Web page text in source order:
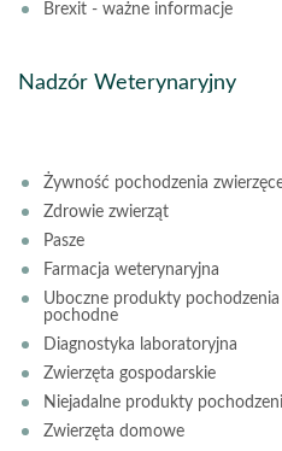
Brexit - ważne informacje
Nadzór Weterynaryjny
Żywność pochodzenia
Zdrowie zwierząt
Pasze
Farmacja weterynaryjna
Uboczne produkty
pochodne
Diagnostyka laboratoryjna
Zwierzęta gospodarskie
Niejadalne produkty
Zwierzęta domowe